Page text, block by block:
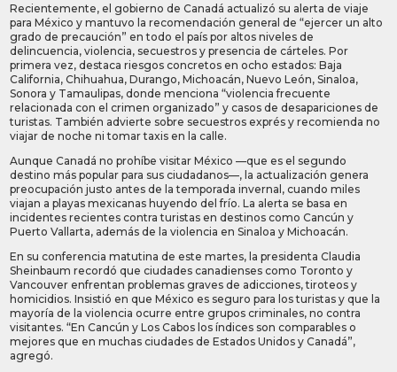
Recientemente, el gobierno de Canadá actualizó su alerta de viaje
para México y mantuvo la recomendación general de “ejercer un alto
grado de precaución” en todo el país por altos niveles de
delincuencia, violencia, secuestros y presencia de cárteles. Por
primera vez, destaca riesgos concretos en ocho estados: Baja
California, Chihuahua, Durango, Michoacán, Nuevo León, Sinaloa,
Sonora y Tamaulipas, donde menciona “violencia frecuente
relacionada con el crimen organizado” y casos de desapariciones de
turistas. También advierte sobre secuestros exprés y recomienda no
viajar de noche ni tomar taxis en la calle.
Aunque Canadá no prohíbe visitar México —que es el segundo
destino más popular para sus ciudadanos—, la actualización genera
preocupación justo antes de la temporada invernal, cuando miles
viajan a playas mexicanas huyendo del frío. La alerta se basa en
incidentes recientes contra turistas en destinos como Cancún y
Puerto Vallarta, además de la violencia en Sinaloa y Michoacán.
En su conferencia matutina de este martes, la presidenta Claudia
Sheinbaum recordó que ciudades canadienses como Toronto y
Vancouver enfrentan problemas graves de adicciones, tiroteos y
homicidios. Insistió en que México es seguro para los turistas y que la
mayoría de la violencia ocurre entre grupos criminales, no contra
visitantes. “En Cancún y Los Cabos los índices son comparables o
mejores que en muchas ciudades de Estados Unidos y Canadá”,
agregó.